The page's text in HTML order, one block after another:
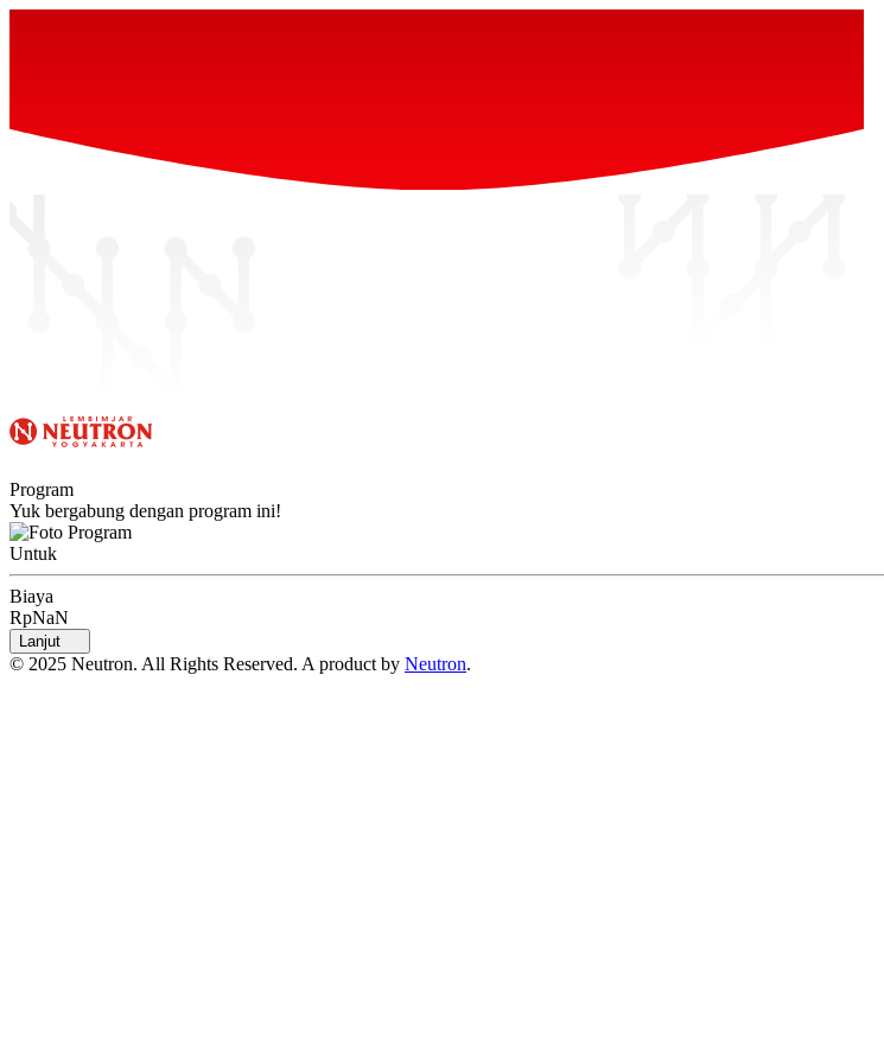
Program
Yuk bergabung dengan program ini!
Untuk
Biaya
RpNaN
Lanjut
© 2025 Neutron. All Rights Reserved. A product by Neutron.